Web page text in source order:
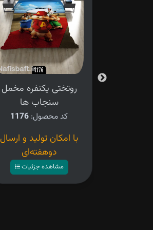
روتختی یکنفره مخمل
سنجاب ها
کد محصول: 1176
با امکان تولید و ارسال
دوهفته‌ای
مشاهده جزئیات